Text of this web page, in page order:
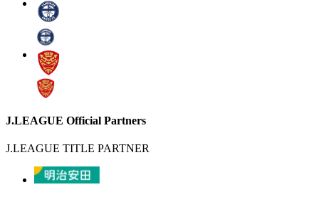
J.LEAGUE Official Partners
J.LEAGUE TITLE PARTNER